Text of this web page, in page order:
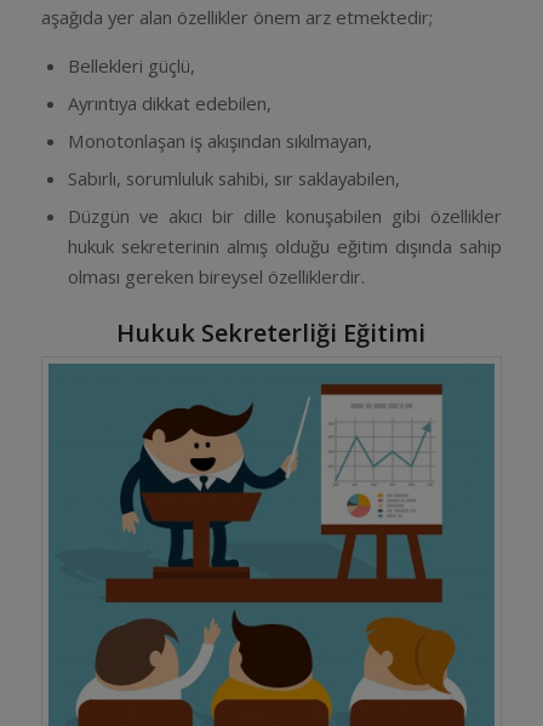
aşağıda yer alan özellikler önem arz etmektedir;
Bellekleri güçlü,
Ayrıntıya dikkat edebilen,
Monotonlaşan iş akışından sıkılmayan,
Sabırlı, sorumluluk sahibi, sır saklayabilen,
Düzgün ve akıcı bir dille konuşabilen gibi özellikler
hukuk sekreterinin almış olduğu eğitim dışında sahip
olması gereken bireysel özelliklerdir.
Hukuk Sekreterliği Eğitimi